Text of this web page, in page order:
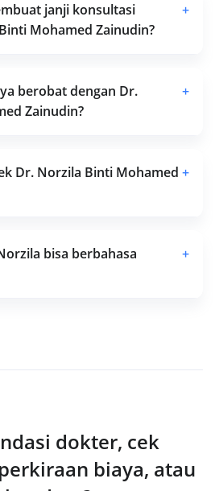
janji konsultasi
Mohamed Zainudin?
+
berobat dengan Dr.
Zainudin?
+
Dr. Norzila Binti Mohamed +
bisa berbahasa
+
dokter, cek
biaya, atau